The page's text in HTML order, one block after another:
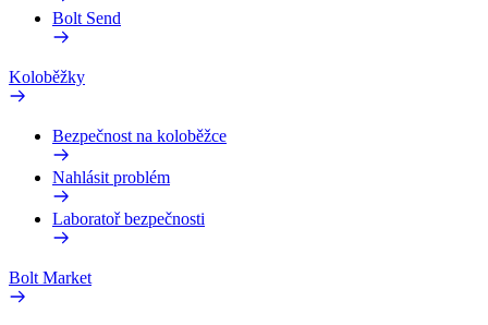
Bolt Send
Koloběžky
Bezpečnost na koloběžce
Nahlásit problém
Laboratoř bezpečnosti
Bolt Market